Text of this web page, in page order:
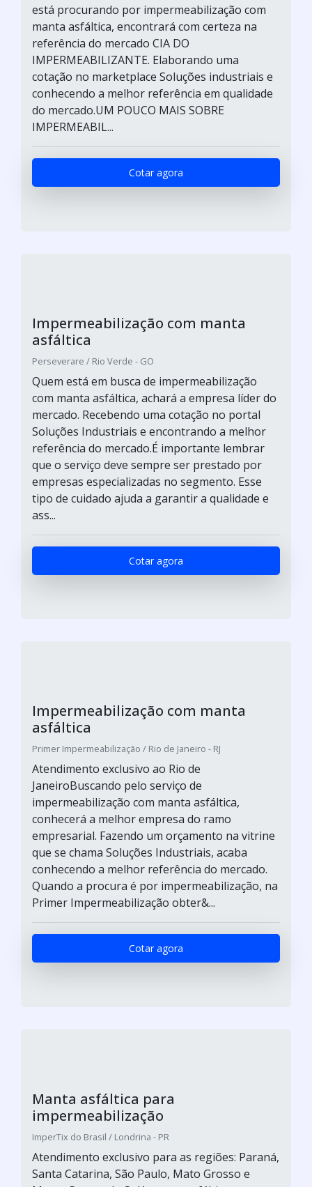
está procurando por impermeabilização com
manta asfáltica, encontrará com certeza na
referência do mercado CIA DO
IMPERMEABILIZANTE. Elaborando uma
cotação no marketplace Soluções industriais e
conhecendo a melhor referência em qualidade
do mercado.UM POUCO MAIS SOBRE
IMPERMEABIL...
Cotar agora
Impermeabilização com manta
asfáltica
Perseverare / Rio Verde - GO
Quem está em busca de impermeabilização
com manta asfáltica, achará a empresa líder do
mercado. Recebendo uma cotação no portal
Soluções Industriais e encontrando a melhor
referência do mercado.É importante lembrar
que o serviço deve sempre ser prestado por
empresas especializadas no segmento. Esse
tipo de cuidado ajuda a garantir a qualidade e
ass...
Cotar agora
Impermeabilização com manta
asfáltica
Primer Impermeabilização / Rio de Janeiro - RJ
Atendimento exclusivo ao Rio de
JaneiroBuscando pelo serviço de
impermeabilização com manta asfáltica,
conhecerá a melhor empresa do ramo
empresarial. Fazendo um orçamento na vitrine
que se chama Soluções Industriais, acaba
conhecendo a melhor referência do mercado.
Quando a procura é por impermeabilização, na
Primer Impermeabilização obter&...
Cotar agora
Manta asfáltica para
impermeabilização
ImperTix do Brasil / Londrina - PR
Atendimento exclusivo para as regiões: Paraná,
Santa Catarina, São Paulo, Mato Grosso e